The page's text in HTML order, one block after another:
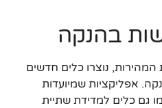
בהנקה
המהירות, נוצרו כלים חדשים
אפליקציות שמיועדות
גם כלים למדידת שתיית